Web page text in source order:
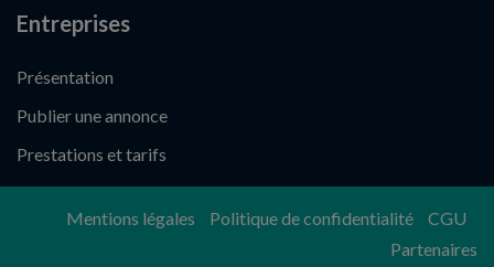
Entreprises
Présentation
Publier une annonce
Prestations et tarifs
Mentions légales Politique de confidentialité
CGU
Partenaires